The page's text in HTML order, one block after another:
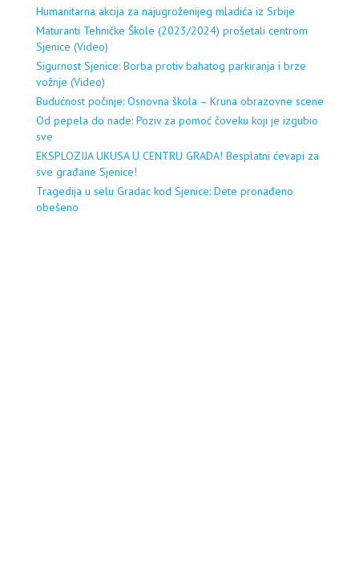
Humanitarna akcija za najugroženijeg mladića iz Srbije
Maturanti Tehničke Škole (2023/2024) prošetali centrom
Sjenice (Video)
Sigurnost Sjenice: Borba protiv bahatog parkiranja i brze
vožnje (Video)
Budućnost počinje: Osnovna škola – Kruna obrazovne scene
Od pepela do nade: Poziv za pomoć čoveku koji je izgubio
sve
EKSPLOZIJA UKUSA U CENTRU GRADA! Besplatni ćevapi za
sve građane Sjenice!
Tragedija u selu Gradac kod Sjenice: Dete pronađeno
obešeno